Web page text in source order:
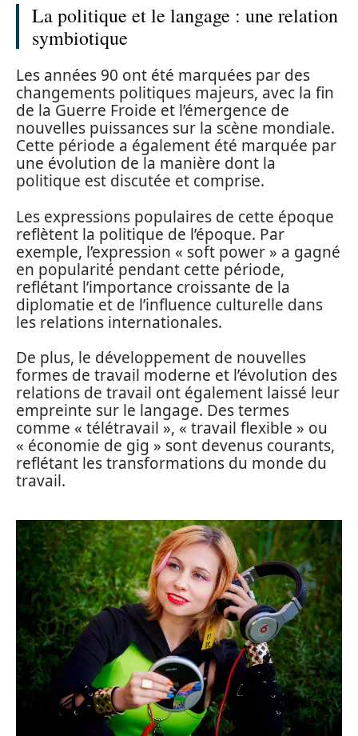
La politique et le langage : une relation
symbiotique
Les années 90 ont été marquées par des
changements politiques majeurs, avec la fin
de la Guerre Froide et l’émergence de
nouvelles puissances sur la scène mondiale.
Cette période a également été marquée par
une évolution de la manière dont la
politique est discutée et comprise.
Les expressions populaires de cette époque
reflètent la politique de l’époque. Par
exemple, l’expression « soft power » a gagné
en popularité pendant cette période,
reflétant l’importance croissante de la
diplomatie et de l’influence culturelle dans
les relations internationales.
De plus, le développement de nouvelles
formes de travail moderne et l’évolution des
relations de travail ont également laissé leur
empreinte sur le langage. Des termes
comme « télétravail », « travail flexible » ou
« économie de gig » sont devenus courants,
reflétant les transformations du monde du
travail.